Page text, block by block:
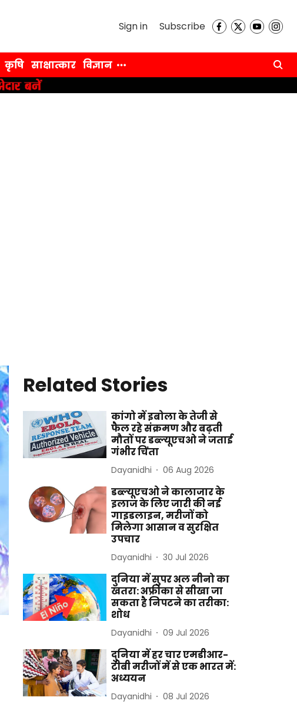
Sign in Subscribe
कृषि साक्षात्कार विज्ञान
Related Stories
कांगो में इबोला के तेजी से
फैल रहे संक्रमण और बढ़ती
मौतों पर डब्ल्यूएचओ ने जताई
गंभीर चिंता
Dayanidhi 06 Aug 2026
डब्ल्यूएचओ ने कालाजार के
इलाज के लिए जारी की नई
गाइडलाइन, मरीजों को
मिलेगा आसान व सुरक्षित
उपचार
Dayanidhi 30 Jul 2026
दुनिया में सुपर अल नीनो का
खतरा: अफ्रीका से सीखा जा
सकता है निपटने का तरीका:
शोध
Dayanidhi 09 Jul 2026
दुनिया में हर चार एमडीआर-
टीबी मरीजों में से एक भारत में:
अध्ययन
Dayanidhi 08 Jul 2026